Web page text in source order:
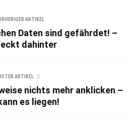
ARTIKEL
Daten sind gefährdet! –
dahinter
ARTIKEL
nichts mehr anklicken –
es liegen!